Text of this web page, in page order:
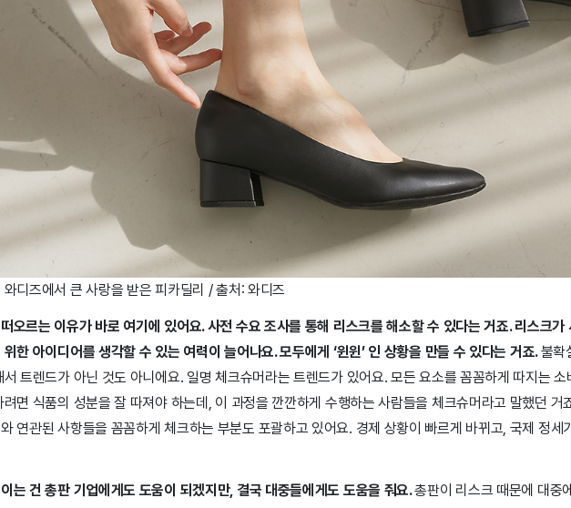
디즈에서 큰 사랑을 받은 피카딜리 / 출처: 와디즈
오르는 이유가 바로 여기에 있어요. 사전 수요 조사를 통해 리스크를 해소할 수 있다는 거죠. 리스크가
한 아이디어를 생각할 수 있는 여력이 늘어나요. 모두에게 ‘윈윈’ 인 상황을 만들 수 있다는 거죠.불확
트렌드가 아닌 것도 아니에요. 일명 체크슈머라는 트렌드가 있어요. 모든 요소를 꼼꼼하게 따지는 소
면 식품의 성분을 잘 따져야 하는데, 이 과정을 깐깐하게 수행하는 사람들을 체크슈머라고 말했던 거
연관된 사항들을 꼼꼼하게 체크하는 부분도 포괄하고 있어요. 경제 상황이 빠르게 바뀌고, 국제 정
는 건 총판 기업에게도 도움이 되겠지만, 결국 대중들에게도 도움을 줘요.총판이 리스크 때문에 대중